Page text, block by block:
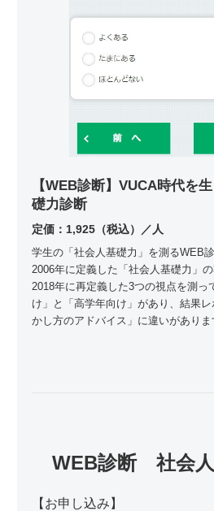
【WEB診断】VUCA時代を
礎力診断
定価：1,925（税込）／人
学生の「社会人基礎力」を測るWEB
2006年に定義した「社会人基礎力」の
2018年に再定義した3つの視点を測っ
け」と「高学年向け」があり、結果
かし方のアドバイス」に違いがありま
WEB診断 社会
【お申し込み】